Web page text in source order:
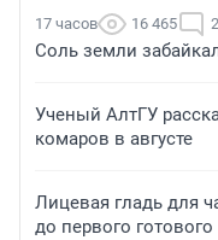
17 часов 16 465
Соль земли
Ученый АлтГУ
комаров в августе
Лицевая гладь для
до первого